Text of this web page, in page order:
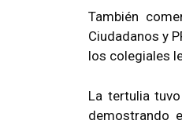
También
Ciudadanos y
los colegiales
La tertulia
demostrando